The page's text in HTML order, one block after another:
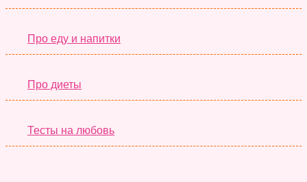
Про еду и напитки
Про диеты
Тесты на любовь